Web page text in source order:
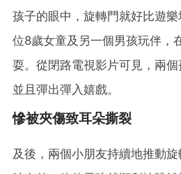
孩子的眼中，旋轉門就好比遊
位8歲女童及另一個男孩玩伴，
耍。從閉路電視影片可見，兩個
並且彈出彈入嬉戲。
慘被夾傷致耳朵撕裂
及後，兩個小朋友持續地推動